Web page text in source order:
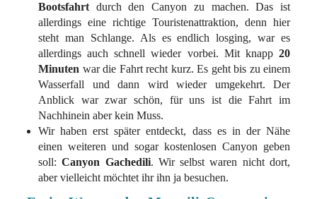
Bootsfahrtdurch den Canyon zu machen. Das ist
allerdings eine richtige Touristenattraktion, denn hier
steht man Schlange. Als es endlich losging, war es
allerdings auch schnell wieder vorbei. Mit knapp 20
Minuten war die Fahrt recht kurz. Es geht bis zu einem
Wasserfall und dann wird wieder umgekehrt. Der
Anblick war zwar schön, für uns ist die Fahrt im
Nachhinein aber kein Muss.
Wir haben erst später entdeckt, dass es in der Nähe
einen weiteren und sogar kostenlosen Canyon geben
soll:Canyon Gachedili. Wir selbst waren nicht dort,
aber vielleicht möchtet ihr ihn ja besuchen.